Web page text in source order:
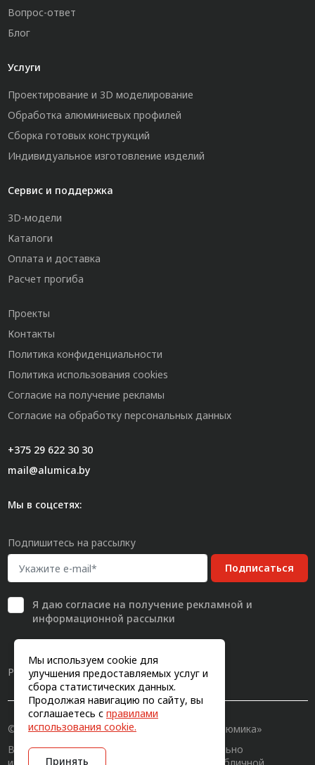
Мы используем cookie для
улучшения предоставляемых услуг и
сбора статистических данных.
Продолжая навигацию по сайту, вы
соглашаетесь с правилами
использования cookie.
Принять
Вопрос-ответ
Блог
Услуги
Проектирование и 3D моделирование
Обработка алюминиевых профилей
Сборка готовых конструкций
Индивидуальное изготовление изделий
Сервис и поддержка
3D-модели
Каталоги
Оплата и доставка
Расчет прогиба
Проекты
Контакты
Политика конфиденциальности
Политика использования cookies
Согласие на получение рекламы
Согласие на обработку персональных данных
+375 29 622 30 30
mail@alumica.by
Мы в соцсетях:
Подпишитесь на рассылку
Подписаться
Я даю согласиена получение рекламной и
информационной рассылки
Разработка сайта
© 2011-2026, Конструкционный профиль «Алюмика»
Вся информация на сайте имеет исключительно